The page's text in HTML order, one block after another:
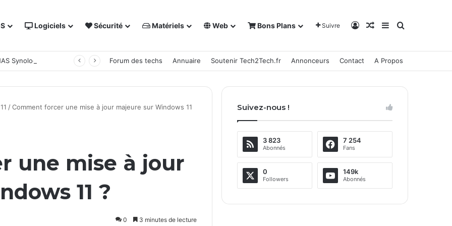
Logiciels Sécurité Matériels Web Bons Plans Suivre Connexion
Article Aléatoire
Sidebar (barre
Rechercher
Synology Forum des techs Annuaire Soutenir Tech2Tech.fr Annonceurs Contact A Propos
/Comment forcer une mise à jour majeure sur Windows 11
une mise à jour
11 ?
0 3 minutes de lecture
Suivez-nous !
3 823
Abonnés
7 254
Fans
0
Followers
149k
Abonnés